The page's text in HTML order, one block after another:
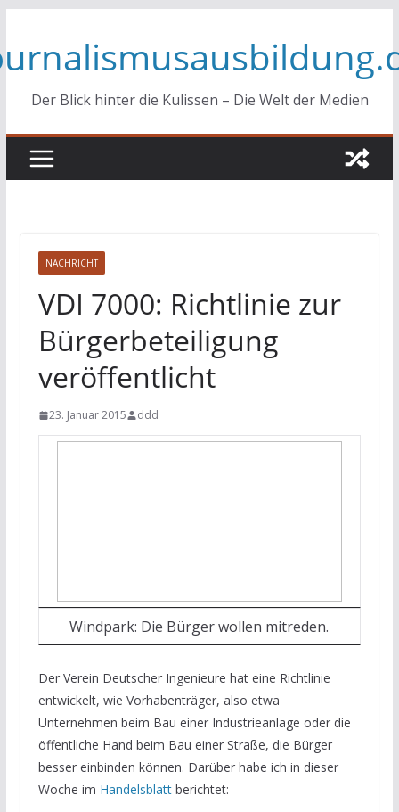
springen
Der Blick hinter die Kulissen – Die Welt der Medien
NACHRICHT
VDI 7000: Richtlinie zur
Bürgerbeteiligung
veröffentlicht
23. Januar 2015 ddd
Windpark: Die Bürger wollen mitreden.
Der Verein Deutscher Ingenieure hat eine Richtlinie
entwickelt, wie Vorhabenträger, also etwa
Unternehmen beim Bau einer Industrieanlage oder die
öffentliche Hand beim Bau einer Straße, die Bürger
besser einbinden können. Darüber habe ich in dieser
Woche im Handelsblattberichtet: